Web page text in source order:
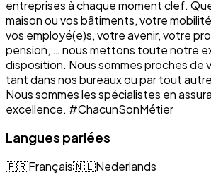
entreprises à chaque moment clef.
maison ou vos bâtiments, votre
vos employé(e)s, votre avenir, votre
pension, … nous mettons toute notre
disposition. Nous sommes proches de
tant dans nos bureaux ou par tout
Nous sommes les spécialistes en
excellence. #ChacunSonMétier
Langues parlées
🇫🇷Français🇳🇱Nederlands